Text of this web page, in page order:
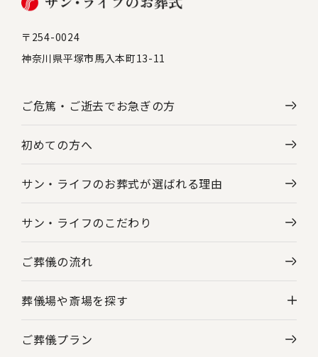
〒254-0024
神奈川県平塚市馬入本町13-11
ご危篤・ご逝去でお急ぎの方
初めての方へ
サン・ライフのお葬式が選ばれる理由
サン・ライフのこだわり
ご葬儀の流れ
葬儀場や斎場を探す
神奈川県の葬儀場・斎場一覧
ご葬儀プラン